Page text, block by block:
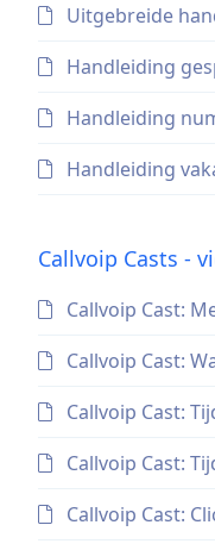
Uitgebreide
Handleiding
Handleiding
Handleiding
Callvoip Casts -
Callvoip Cast:
Callvoip Cast:
Callvoip Cast:
Callvoip Cast:
Callvoip Cast: